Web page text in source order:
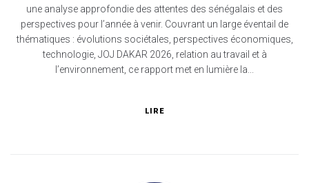
une analyse approfondie des attentes des sénégalais et des
perspectives pour l’année à venir. Couvrant un large éventail de
thématiques : évolutions sociétales, perspectives économiques,
technologie, JOJ DAKAR 2026, relation au travail et à
l’environnement, ce rapport met en lumière la...
LIRE